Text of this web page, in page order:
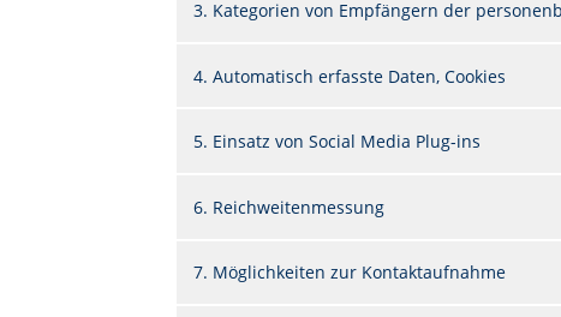
3. Kategorien von Empfängern der
4. Automatisch erfasste Daten, Cookies
5. Einsatz von Social Media Plug-ins
6. Reichweitenmessung
7. Möglichkeiten zur Kontaktaufnahme